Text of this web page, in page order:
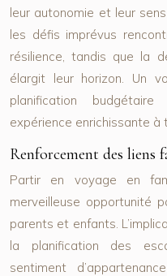
leur autonomie et leur
les défis imprévus
résilience, tandis que la
élargit leur horizon. Un
planification
expérience enrichissante à
Renforcement des liens
Partir en voyage en
merveilleuse opportunité
parents et enfants.
la planification des
sentiment